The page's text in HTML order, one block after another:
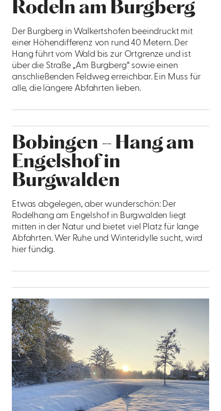
Rodeln am Burgberg
Der Burgberg in Walkertshofen beeindruckt mit
einer Höhendifferenz von rund 40 Metern. Der
Hang führt vom Wald bis zur Ortgrenze und ist
über die Straße „Am Burgberg“ sowie einen
anschließenden Feldweg erreichbar. Ein Muss für
alle, die längere Abfahrten lieben.
Bobingen – Hang am
Engelshof in
Burgwalden
Etwas abgelegen, aber wunderschön: Der
Rodelhang am Engelshof in Burgwalden liegt
mitten in der Natur und bietet viel Platz für lange
Abfahrten. Wer Ruhe und Winteridylle sucht, wird
hier fündig.